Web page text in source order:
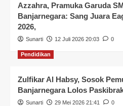
Azzahra, Pramuka Garuda
Banjarnegara: Sang Juara
2026,
Sunarti 12 Juli 2026 20:03 0
Pendidikan
Zulfikar Al Habsy, Sosok
Banjarnegara Lolos
Sunarti 29 Mei 2026 21:41 0